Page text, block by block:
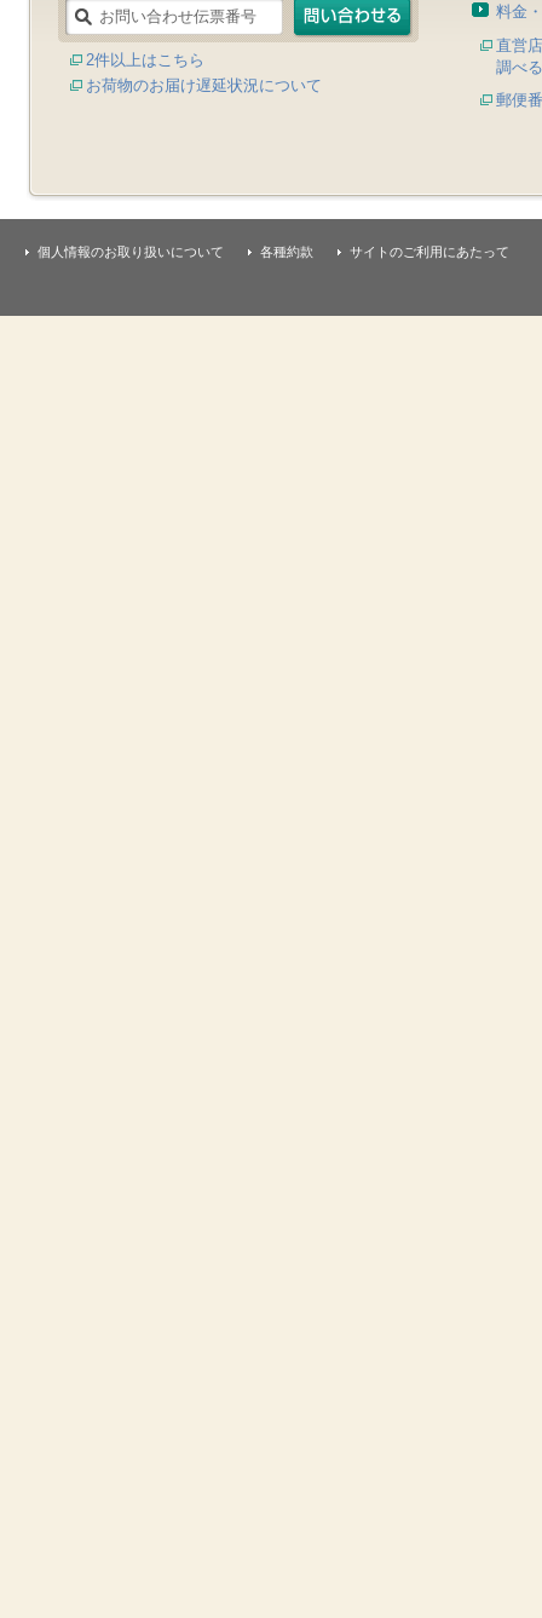
2件以上はこちら
お荷物のお届け遅延状況について
料金
直営
調べる
郵便
個人情報のお取り扱いについて 各種約款 サイトのご利用にあたって